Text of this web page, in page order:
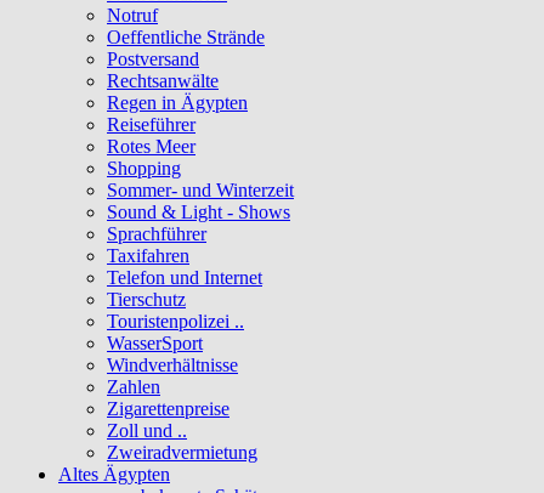
Notruf
Oeffentliche Strände
Postversand
Rechtsanwälte
Regen in Ägypten
Reiseführer
Rotes Meer
Shopping
Sommer- und Winterzeit
Sound & Light - Shows
Sprachführer
Taxifahren
Telefon und Internet
Tierschutz
Touristenpolizei ..
WasserSport
Windverhältnisse
Zahlen
Zigarettenpreise
Zoll und ..
Zweiradvermietung
Altes Ägypten